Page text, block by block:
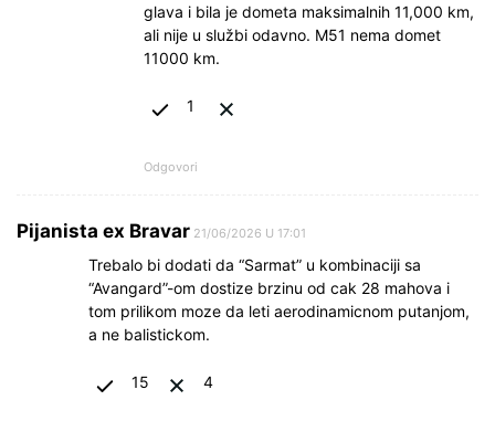
glava i bila je dometa maksimalnih 11,000 km,
ali nije u službi odavno. M51 nema domet
11000 km.
1
Odgovori
Pijanista ex Bravar 21/06/2026 U 17:01
Trebalo bi dodati da “Sarmat” u kombinaciji sa
“Avangard”-om dostize brzinu od cak 28 mahova i
tom prilikom moze da leti aerodinamicnom putanjom,
a ne balistickom.
15 4